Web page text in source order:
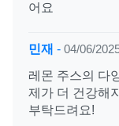
어요
민재 - 04/06/
레몬 주스의 다
제가 더 건강해
부탁드려요!